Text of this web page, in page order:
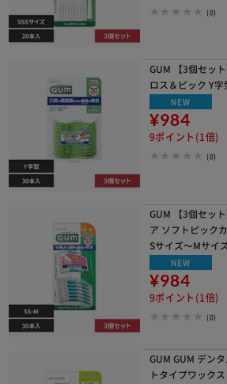
(0)
GUM 【3個セッ
ロス＆ピック Y
NEW
¥984
9ポイント(1倍)
(0)
GUM 【3個セッ
ア ソフトピック
Sサイズ～Mサイ
NEW
¥984
9ポイント(1倍)
(0)
GUM GUM デン
トタイプワックス